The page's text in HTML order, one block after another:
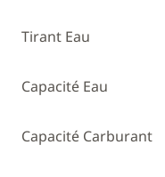
Tirant Eau
Capacité Eau
Capacité Carburant